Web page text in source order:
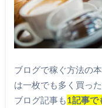
ブログで稼ぐ方法の
は一枚でも多く買っ
ブログ記事も1記事で